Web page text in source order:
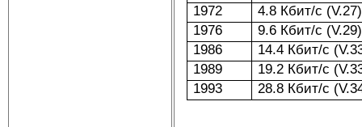
1972
4.8 Кбит/с (V.27)
1976
9.6 Кбит/с (V.29)
1986
14.4 Кбит/с
1989
19.2 Кбит/с
1993
28.8 Кбит/с